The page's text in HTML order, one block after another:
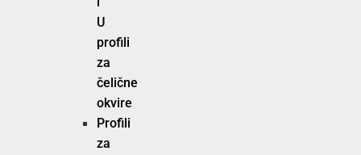
U
profili
za
čelične
okvire
Profili
za